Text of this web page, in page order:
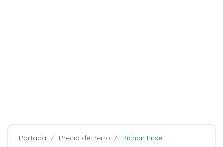
Portada Precio de Perro Bichon Frise